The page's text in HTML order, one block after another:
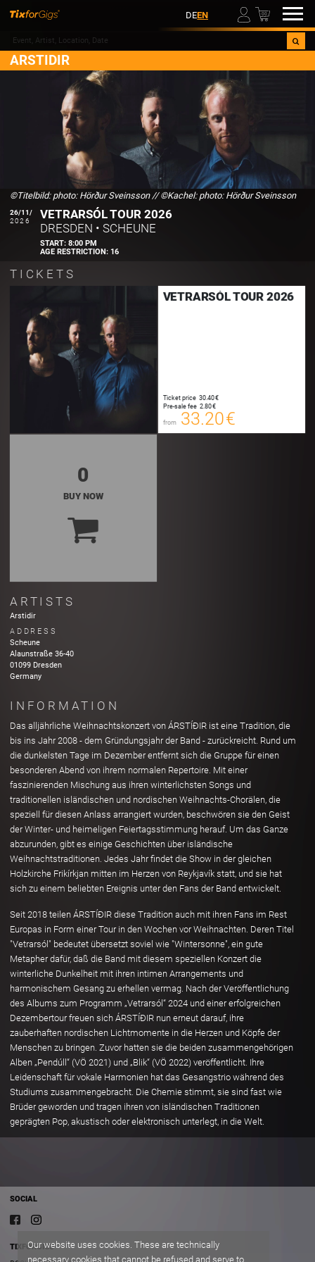
DEEN 00
ARSTIDIR
©Titelbild: photo: Hörður Sveinsson // ©Kachel: photo: Hörður Sveinsson
26/11/
2026
VETRARSÓL TOUR 2026
DRESDEN •SCHEUNE
START:8:00 PM
AGE RESTRICTION:16
TICKETS
VETRARSÓL TOUR 2026
Ticket price 30.40 €
Pre-sale fee 2.80 €
from 33.20 €
00
0
BUY NOW
ARTISTS
Arstidir
ADDRESS
Scheune
Alaunstraße 36-40
01099 Dresden
Germany
INFORMATION
Das alljährliche Weihnachtskonzert von ÁRSTÍÐIR ist eine Tradition, die
bis ins Jahr 2008 - dem Gründungsjahr der Band - zurückreicht. Rund um
die dunkelsten Tage im Dezember entfernt sich die Gruppe für einen
besonderen Abend von ihrem normalen Repertoire. Mit einer
faszinierenden Mischung aus ihren winterlichsten Songs und
traditionellen isländischen und nordischen Weihnachts-Chorälen, die
speziell für diesen Anlass arrangiert wurden, beschwören sie den Geist
der Winter- und heimeligen Feiertagsstimmung herauf. Um das Ganze
abzurunden, gibt es einige Geschichten über isländische
Weihnachtstraditionen. Jedes Jahr findet die Show in der gleichen
Holzkirche Frikírkjan mitten im Herzen von Reykjavík statt, und sie hat
sich zu einem beliebten Ereignis unter den Fans der Band entwickelt.
Seit 2018 teilen ÁRSTÍÐIR diese Tradition auch mit ihren Fans im Rest
Europas in Form einer Tour in den Wochen vor Weihnachten. Deren Titel
"Vetrarsól" bedeutet übersetzt soviel wie "Wintersonne", ein gute
Metapher dafür, daß die Band mit diesem speziellen Konzert die
winterliche Dunkelheit mit ihren intimen Arrangements und
harmonischem Gesang zu erhellen vermag. Nach der Veröffentlichung
des Albums zum Programm „Vetrarsól“ 2024 und einer erfolgreichen
Dezembertour freuen sich ÁRSTÍÐIR nun erneut darauf, ihre
zauberhaften nordischen Lichtmomente in die Herzen und Köpfe der
Menschen zu bringen. Zuvor hatten sie die beiden zusammengehörigen
Alben „Pendúll“ (VÖ 2021) und „Blik“ (VÖ 2022) veröffentlicht. Ihre
Leidenschaft für vokale Harmonien hat das Gesangstrio während des
Studiums zusammengebracht. Die Chemie stimmt, sie sind fast wie
Brüder geworden und tragen ihren von isländischen Traditionen
geprägten Pop, akustisch oder elektronisch unterlegt, in die Welt.
SOCIAL
TIXFORGIGS
Our website uses cookies. These are technically
necessary cookies that cannot be refused and serve to